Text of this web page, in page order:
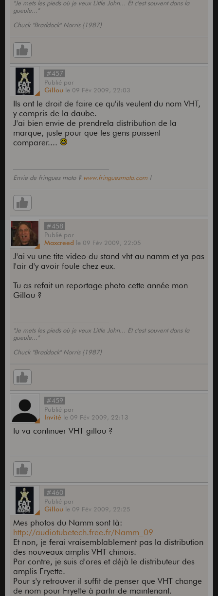
"Je mets les pieds où je veux Little John... Et c'est souvent dans la
gueule..."
Chuck "Braddock" Norris (1987)
#457
Publié par
Gillou le 09 Fév 2009, 22:03
Ils ont le droit de faire ce qu'ils veulent du nom VHT,
y compris de la daube.
J'ai bien envie de prendrela distribution de la
marque, juste pour que les gens puissent
comparer....
Envie de fringues moto ? www.fringuesmoto.com!
#458
Publié par
Maxcreed le 09 Fév 2009, 22:05
J'ai vu une tite video du stand vht au namm et ya pas
l'air d'y avoir foule chez eux.
Tu as refait un reportage photo cette année mon
Gillou ?
"Je mets les pieds où je veux Little John... Et c'est souvent dans la
gueule..."
Chuck "Braddock" Norris (1987)
#459
Publié par
Invité le 09 Fév 2009, 22:13
tu va continuer VHT gillou ?
#460
Publié par
Gillou le 09 Fév 2009, 22:25
Mes photos du Namm sont là:
http://audiotubetech.free.fr/Namm_09
Et non, je ferai vraisemblablement pas la distribution
des nouveaux amplis VHT chinois.
Par contre, je suis d'ores et déjà le distributeur des
amplis Fryette.
Pour s'y retrouver il suffit de penser que VHT change
de nom pour Fryette à partir de maintenant.